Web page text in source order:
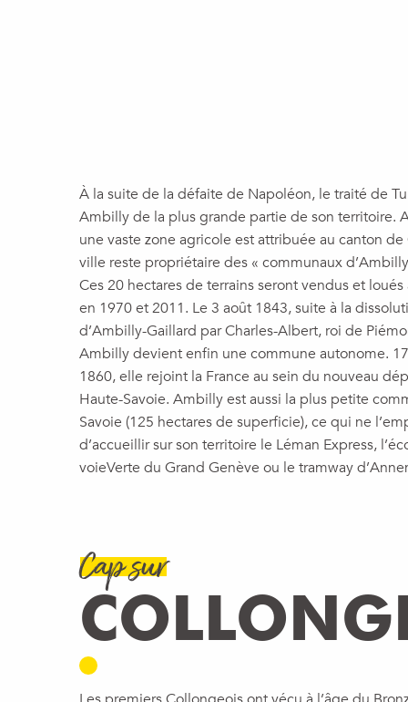
À la suite de la défaite de Napoléon, le traité de
Ambilly de la plus grande partie de son territoire.
une vaste zone agricole est attribuée au canton
ville reste propriétaire des « communaux
Ces 20 hectares de terrains seront vendus et
en 1970 et 2011. Le 3 août 1843, suite à la
d’Ambilly-Gaillard par Charles-Albert, roi de
Ambilly devient enfin une commune autonome.
1860, elle rejoint la France au sein du nouveau
Haute-Savoie. Ambilly est aussi la plus petite
Savoie (125 hectares de superficie), ce qui ne
d’accueillir sur son territoire le Léman Express,
voieVerte du Grand Genève ou le tramway
Cap sur